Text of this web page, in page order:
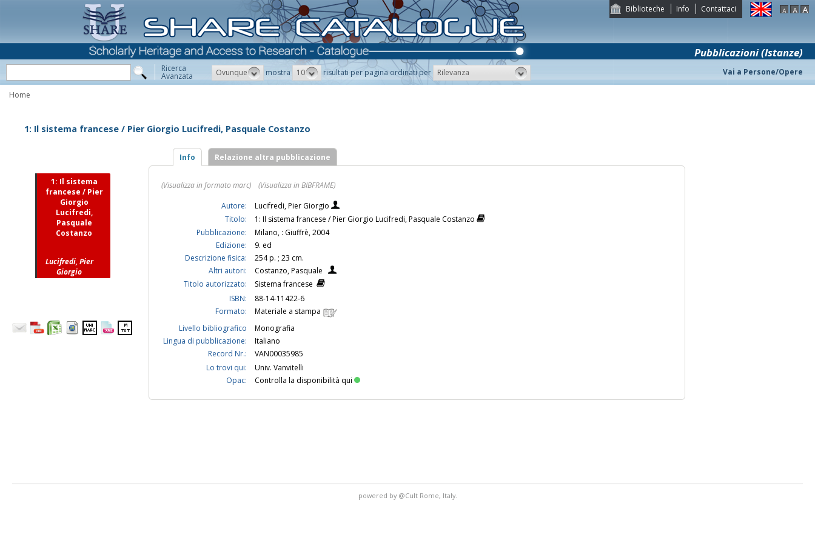
Biblioteche Info Contattaci
Pubblicazioni (Istanze)
Ricerca
Avanzata Ovunque mostra 10 risultati per pagina ordinati per Rilevanza Vai a Persone/Opere
Home
1: Il sistema francese / Pier Giorgio Lucifredi, Pasquale Costanzo
1: Il sistema
francese / Pier
Giorgio
Lucifredi,
Pasquale
Costanzo
Lucifredi, Pier
Giorgio
Info Relazione altra pubblicazione
(Visualizza in formato marc)
(Visualizza in BIBFRAME)
Autore:
Lucifredi, Pier Giorgio
Titolo:
1: Il sistema francese / Pier Giorgio Lucifredi, Pasquale Costanzo
Pubblicazione:
Milano, : Giuffrè, 2004
Edizione:
9. ed
Descrizione fisica:
254 p. ; 23 cm.
Altri autori:
Costanzo, Pasquale
Titolo autorizzato:
Sistema francese
ISBN:
88-14-11422-6
Formato:
Materiale a stampa
Livello bibliografico
Monografia
Lingua di pubblicazione:
Italiano
Record Nr.:
VAN00035985
Lo trovi qui:
Univ. Vanvitelli
Opac:
Controlla la disponibilità qui
powered by @Cult Rome, Italy.